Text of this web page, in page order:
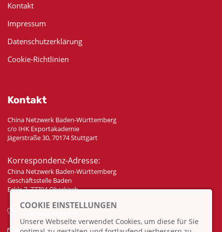
Kontakt
Impressum
Datenschutzerklärung
Cookie-Richtlinien
Kontakt
China Netzwerk Baden-Württemberg
c/o IHK Exportakademie
Jägerstraße 30, 70174 Stuttgart
Korrespondenz-Adresse:
China Netzwerk Baden-Württemberg
Geschäftsstelle Baden
Eckle 7, 77704 Oberkirch
COOKIE EINSTELLUNGEN
Unsere Webseite verwendet Cookies, um diese für Sie